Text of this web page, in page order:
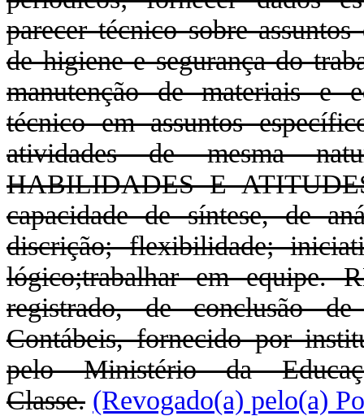
parecer técnico sobre
de higiene e segurança do
manutenção de materiais e
técnico em assuntos
atividades de mesma
HABILIDADES E
capacidade de síntese, de
discrição; flexibilidade;
lógico;trabalhar em equipe.
registrado, de conclusão
Contábeis, fornecido por
pelo Ministério da
Classe. (Revogado(a) pelo(a)